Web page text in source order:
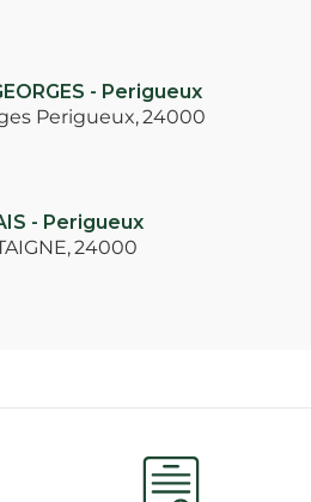
- Perigueux
Perigueux,24000
- Perigueux
24000